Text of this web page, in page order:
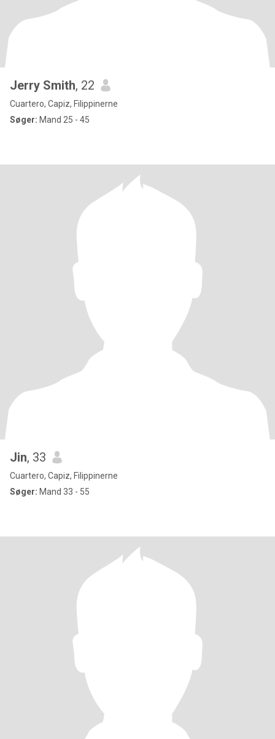
Jerry Smith, 22
Cuartero, Capiz, Filippinerne
Søger: Mand 25 - 45
Jin, 33
Cuartero, Capiz, Filippinerne
Søger: Mand 33 - 55